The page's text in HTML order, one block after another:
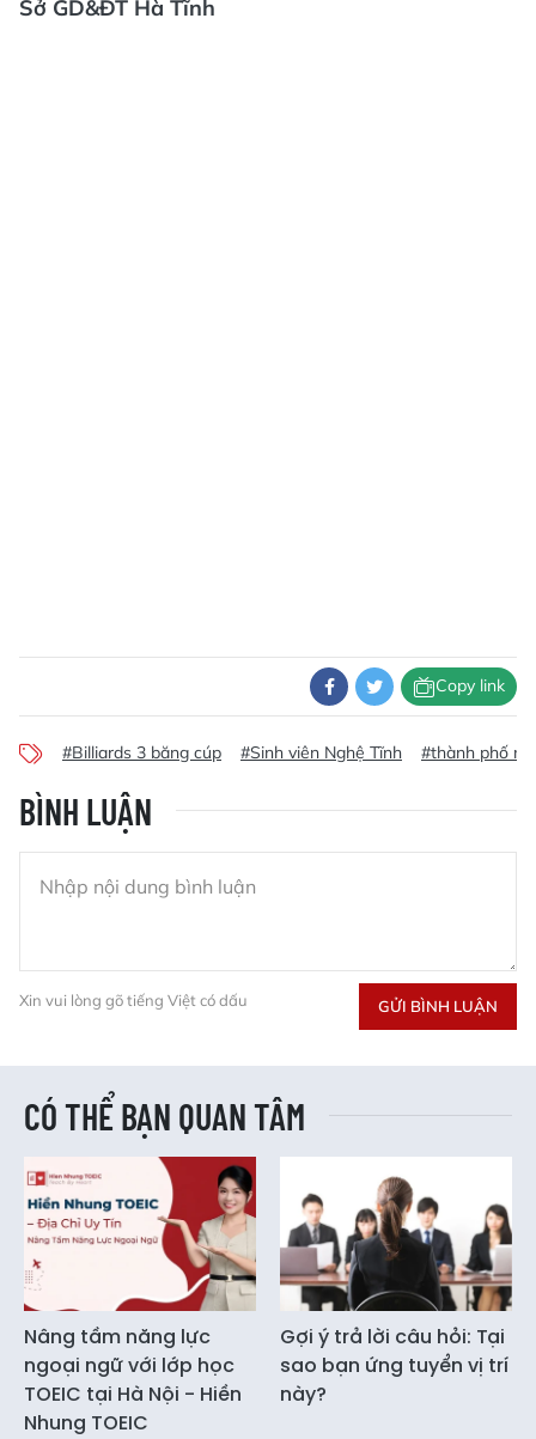
Sở GD&ĐT Hà Tĩnh
Copy link
#Billiards 3 băng cúp #Sinh viên Nghệ Tĩnh #thành phố
BÌNH LUẬN
Xin vui lòng gõ tiếng Việt có dấu GỬI BÌNH LUẬN
CÓ THỂ BẠN QUAN TÂM
Nâng tầm năng lực
ngoại ngữ với lớp học
TOEIC tại Hà Nội - Hiền
Nhung TOEIC
Gợi ý trả lời câu hỏi: Tại
sao bạn ứng tuyển vị trí
này?